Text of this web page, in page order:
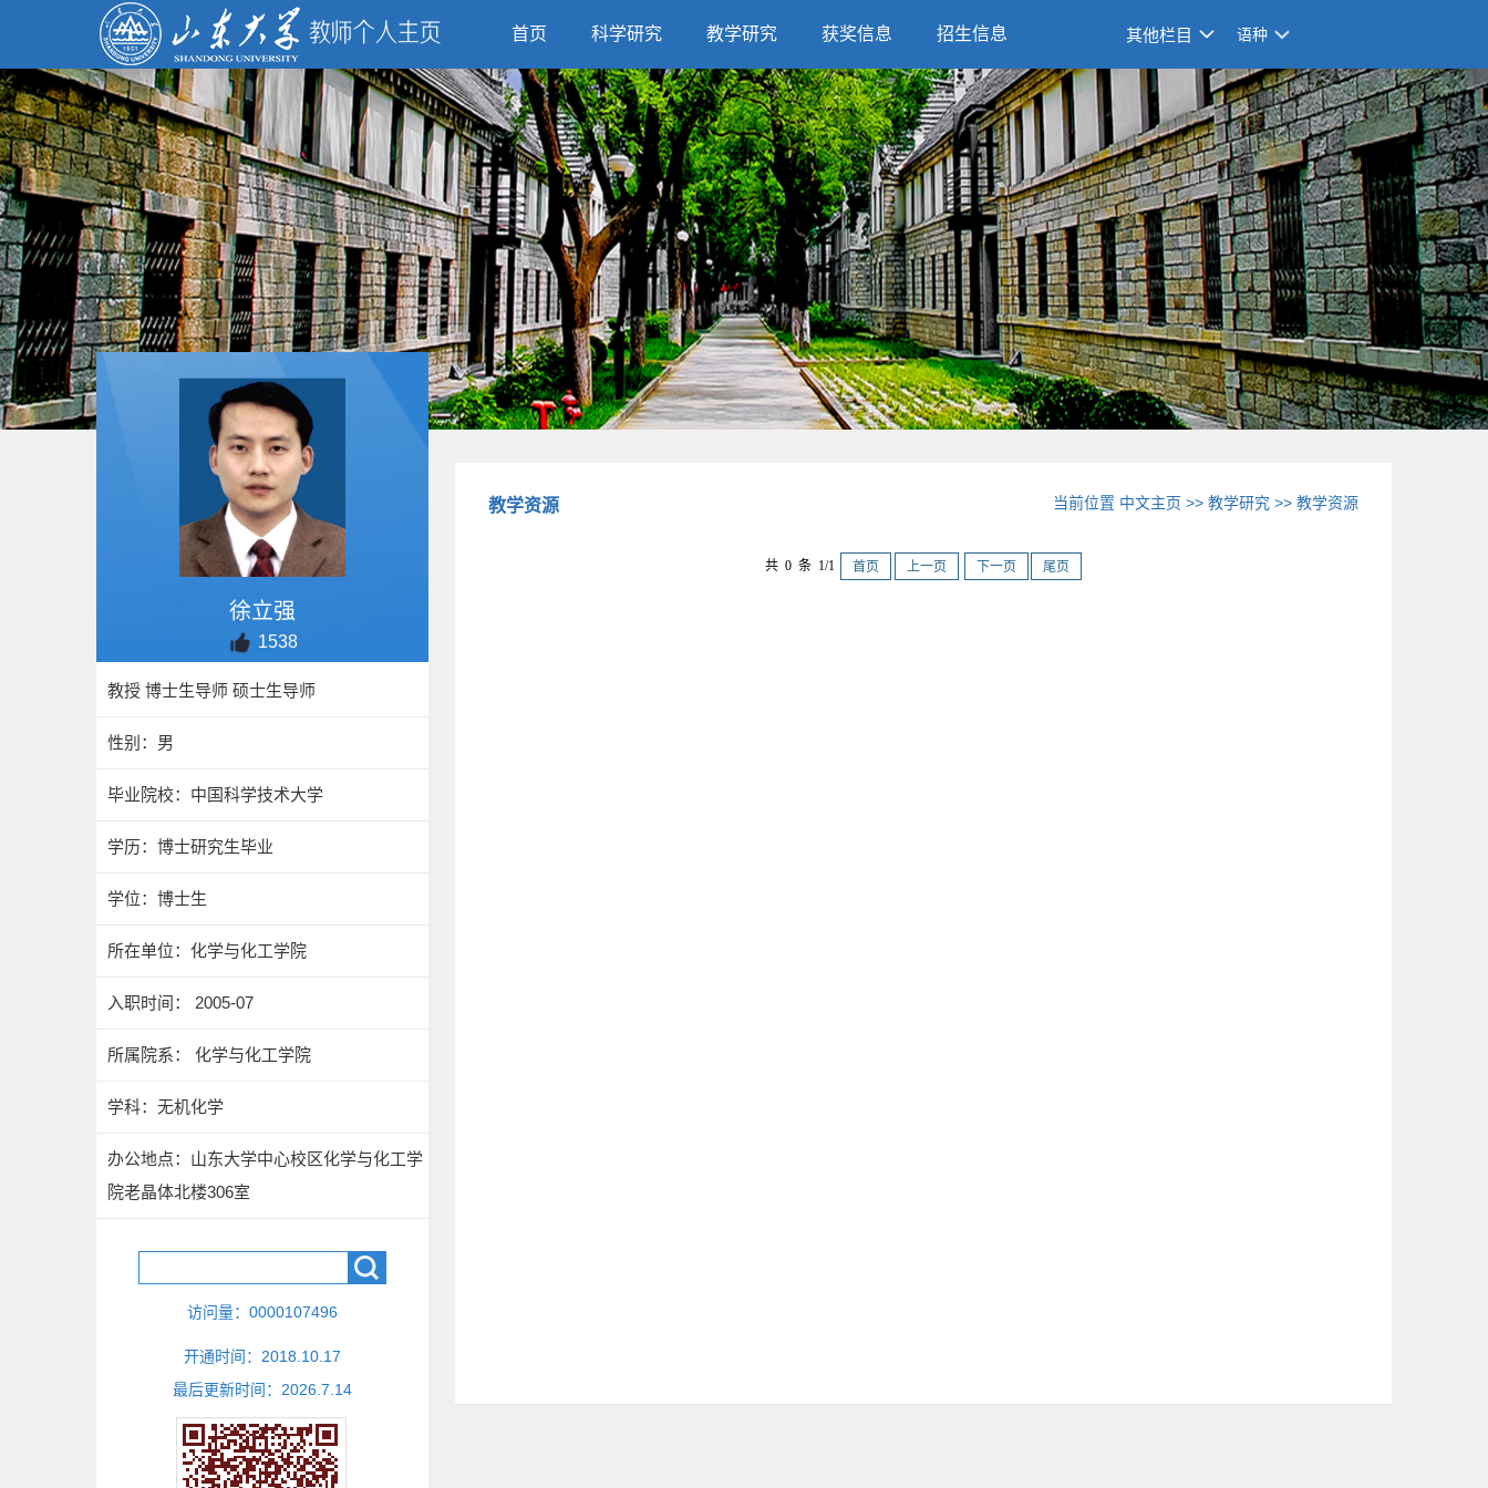
首页 科学研究 教学研究 获奖信息 招生信息 其他栏目 语种
徐立强
1538
教授 博士生导师 硕士生导师
性别：男
毕业院校：中国科学技术大学
学历：博士研究生毕业
学位：博士生
所在单位：化学与化工学院
入职时间： 2005-07
所属院系： 化学与化工学院
学科：无机化学
办公地点：山东大学中心校区化学与化工学
院老晶体北楼306室
访问量： 0000107496
开通时间： 2018 10 17
最后更新时间： 2026 7 14
教学资源 当前位置 中文主页 >>教学研究 >>教学资源
共 0 条 1/1 首页 上一页 下一页 尾页